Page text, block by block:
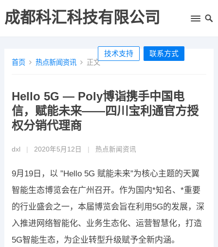
成都科汇科技有限公司
技术支持 联系方式
首页 热点新闻资讯 正文
Hello 5G — Poly博诣携手中国电
信，赋能未来——四川宝利通官方授
权分销代理商
dxl 2020年5月12日 热点新闻资讯
9月19日，以 ”Hello 5G 赋能未来”为核心主题的天翼
智能生态博览会在广州召开。作为国内*知名、*重要
的行业盛会之一，本届博览会旨在利用5G的发展，深
入推进网络智能化、业务生态化、运营智慧化，打造
5G智能生态，为企业转型升级赋予全新内涵。